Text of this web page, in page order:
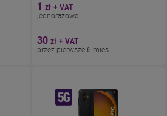
Ekran 6,1"
Pamięć 128 GB
1 zł + VAT
jednorazowo
30 zł + VAT
przez pierwsze 6 mies.